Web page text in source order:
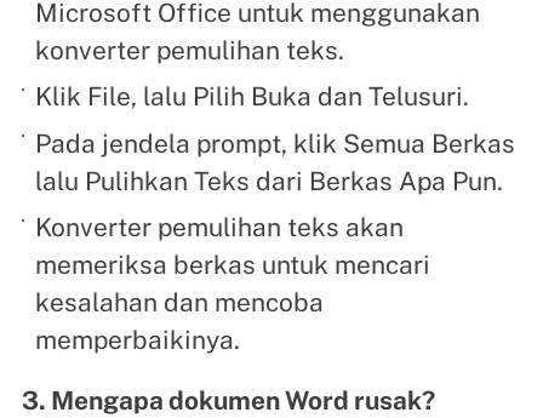
Microsoft Office untuk menggunakan
konverter pemulihan teks.
Klik File, lalu Pilih Buka dan Telusuri.
Pada jendela prompt, klik Semua Berkas
lalu Pulihkan Teks dari Berkas Apa Pun.
Konverter pemulihan teks akan
memeriksa berkas untuk mencari
kesalahan dan mencoba
memperbaikinya.
3. Mengapa dokumen Word rusak?